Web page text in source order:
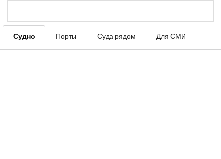
Судно Порты Суда рядом Для СМИ